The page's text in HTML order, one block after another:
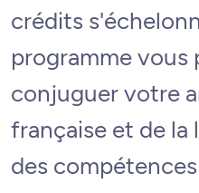
crédits
programme vous
conjuguer votre
française et de
des